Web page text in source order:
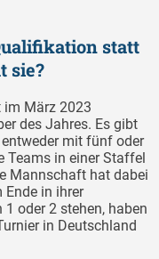
statt
sie?
im März 2023
des Jahres. Es gibt
mit fünf oder
Teams in einer Staffel
Mannschaft hat dabei
Ende in ihrer
oder 2 stehen, haben
in Deutschland